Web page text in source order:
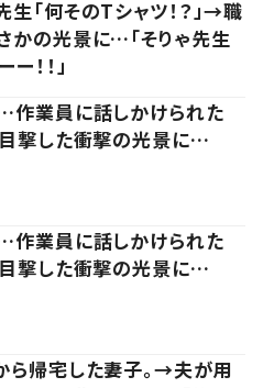
「何そのTシャツ！？」→職
かの光景に…「そりゃ先生
！！」
作業員に話しかけられた
目撃した衝撃の光景に…
作業員に話しかけられた
目撃した衝撃の光景に…
ら帰宅した妻子。→夫が用